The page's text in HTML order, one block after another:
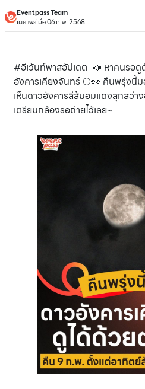
Eventpass Team
เผยแพร่เมื่อ 06 ก.พ. 2568
#อีเว้นท์พาสอัปเดต 📣 หาคนรอ
อังคารเคียงจันทร์ 🌕👀 คืนพรุ่งนี้ม
เห็นดาวอังคารสีส้มอมแดงสุกสว่า
เตรียมกล้องรอถ่ายไว้เลย~